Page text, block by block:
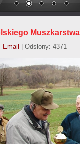
Muszkarstwa
Email | Odsłony: 4371